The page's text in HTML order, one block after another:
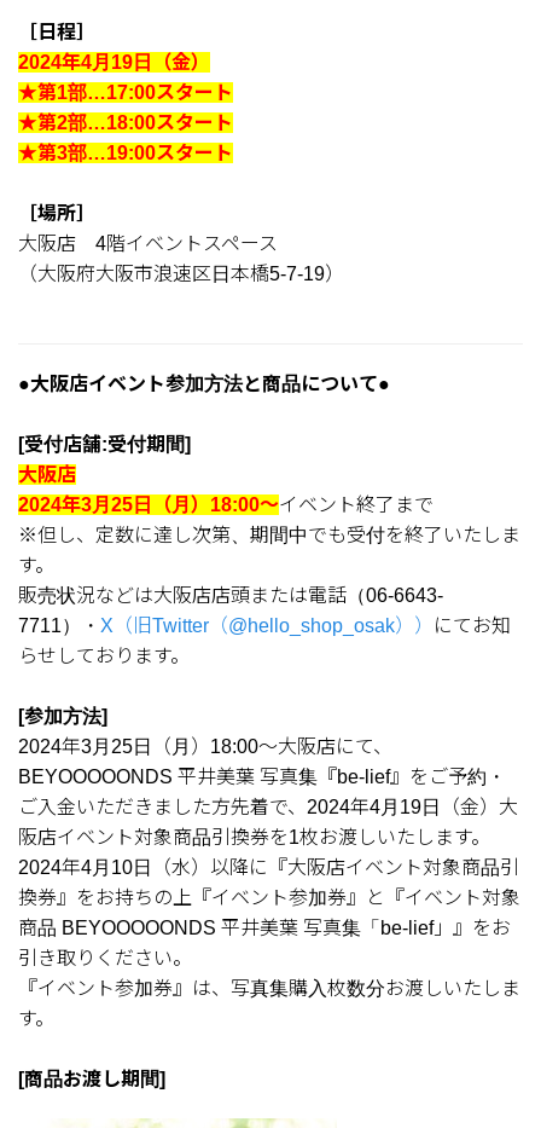
［日程］
2024年4月19日（金）
★第1部…17:00スタート
★第2部…18:00スタート
★第3部…19:00スタート
［場所］
大阪店 4階イベントスペース
（大阪府大阪市浪速区日本橋5-7-19）
●大阪店イベント参加方法と商品について●
[受付店舗:受付期間]
大阪店
2024年3月25日（月）18:00～イベント終了まで
※但し、定数に達し次第、期間中でも受付を終了いたしま
す。
販売状況などは大阪店店頭または電話（06-6643-
7711）・ X（旧Twitter（@hello_shop_osak））
にてお知
らせしております。
[参加方法]
2024年3月25日（月）18:00～大阪店にて、
BEYOOOOONDS 平井美葉 写真集『be-lief』をご予約・
ご入金いただきました方先着で、2024年4月19日（金）大
阪店イベント対象商品引換券を1枚お渡しいたします。
2024年4月10日（水）以降に『大阪店イベント対象商品引
換券』をお持ちの上『イベント参加券』と『イベント対象
商品 BEYOOOOONDS 平井美葉 写真集「be-lief」』をお
引き取りください。
『イベント参加券』は、写真集購入枚数分お渡しいたしま
す。
[商品お渡し期間]